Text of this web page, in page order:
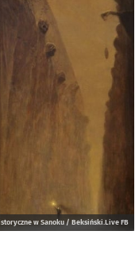
w Sanoku / Beksiński.Live FB